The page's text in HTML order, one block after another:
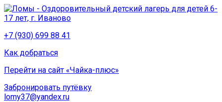
+7 (930) 699 88 41
Как добраться
Перейти на сайт «Чайка-плюс»
Забронировать путёвку
lomy37@yandex.ru